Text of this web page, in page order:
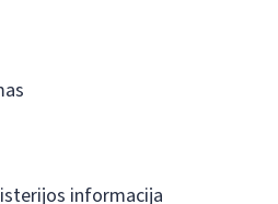
informacija